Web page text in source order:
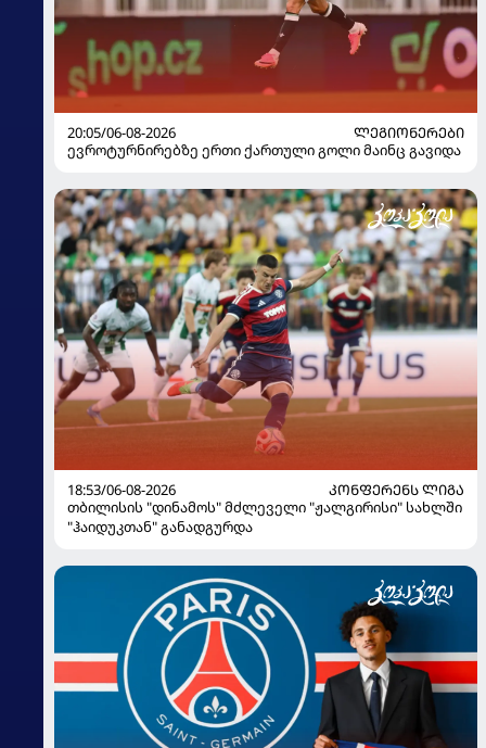
20:05/06-08-2026
ᲚᲔᲒᲘᲝᲜᲔᲠᲔᲑᲘ
ევროტურნირებზე ერთი ქართული გოლი მაინც გავიდა
18:53/06-08-2026
ᲙᲝᲜᲤᲔᲠᲔᲜᲡ ᲚᲘᲒᲐ
თბილისის "დინამოს" მძლეველი "ჟალგირისი" სახლში
"ჰაიდუკთან" განადგურდა